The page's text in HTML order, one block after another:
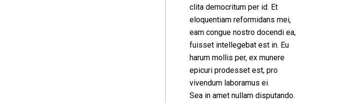
clita democritum per id. Et
eloquentiam reformidans mei,
eam congue nostro docendi ea,
fuisset intellegebat est in. Eu
harum mollis per, ex munere
epicuri prodesset est, pro
vivendum laboramus ei.
Sea in amet nullam disputando.